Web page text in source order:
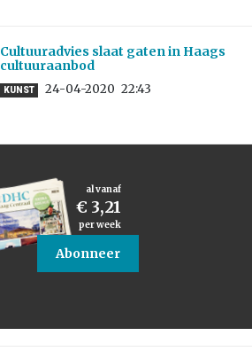
Cultuuradvies slaat gaten in Haags
cultuuraanbod
KUNST 24-04-2020 22:43
al vanaf
€ 3,21
per week
Abonneer